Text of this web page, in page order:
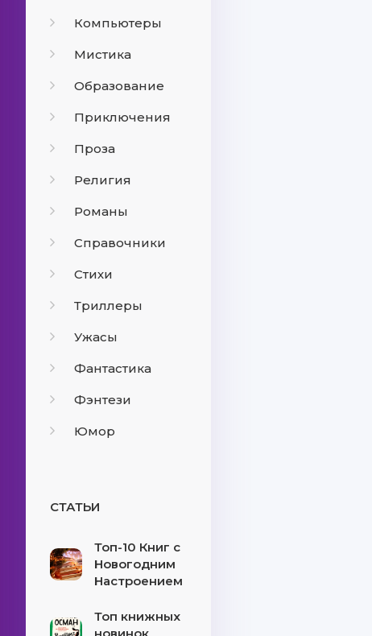
Компьютеры
Мистика
Образование
Приключения
Проза
Религия
Романы
Справочники
Стихи
Триллеры
Ужасы
Фантастика
Фэнтези
Юмор
СТАТЬИ
Топ-10 Книг с
Новогодним
Настроением
Топ книжных